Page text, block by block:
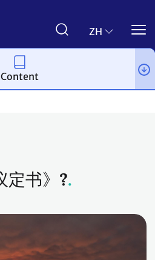
ZH
定书》?
Content